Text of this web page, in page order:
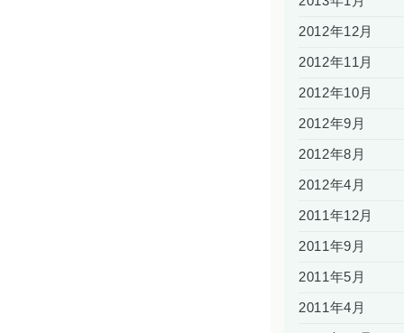
2012年12月
2012年11月
2012年10月
2012年9月
2012年8月
2012年4月
2011年12月
2011年9月
2011年5月
2011年4月